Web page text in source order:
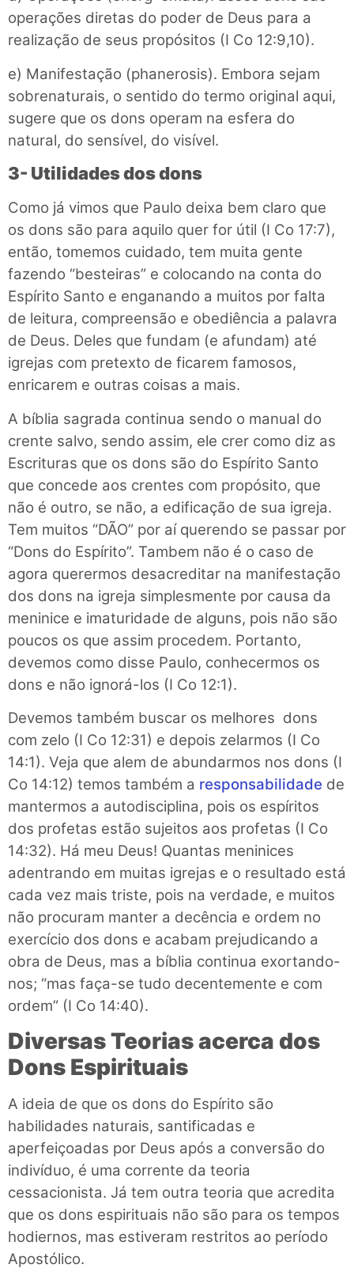
operações diretas do poder de Deus para a
realização de seus propósitos (I Co 12:9,10).
e) Manifestação (phanerosis). Embora sejam
sobrenaturais, o sentido do termo original aqui,
sugere que os dons operam na esfera do
natural, do sensível, do visível.
3- Utilidades dos dons
Como já vimos que Paulo deixa bem claro que
os dons são para aquilo quer for útil (I Co 17:7),
então, tomemos cuidado, tem muita gente
fazendo “besteiras” e colocando na conta do
Espírito Santo e enganando a muitos por falta
de leitura, compreensão e obediência a palavra
de Deus. Deles que fundam (e afundam) até
igrejas com pretexto de ficarem famosos,
enricarem e outras coisas a mais.
A bíblia sagrada continua sendo o manual do
crente salvo, sendo assim, ele crer como diz as
Escrituras que os dons são do Espírito Santo
que concede aos crentes com propósito, que
não é outro, se não, a edificação de sua igreja.
Tem muitos “DÃO” por aí querendo se passar por
“Dons do Espírito”. Tambem não é o caso de
agora querermos desacreditar na manifestação
dos dons na igreja simplesmente por causa da
meninice e imaturidade de alguns, pois não são
poucos os que assim procedem. Portanto,
devemos como disse Paulo, conhecermos os
dons e não ignorá-los (I Co 12:1).
Devemos também buscar os melhores dons
com zelo (I Co 12:31) e depois zelarmos (I Co
14:1). Veja que alem de abundarmos nos dons (I
Co 14:12) temos também a responsabilidade de
mantermos a autodisciplina, pois os espíritos
dos profetas estão sujeitos aos profetas (I Co
14:32). Há meu Deus! Quantas meninices
adentrando em muitas igrejas e o resultado está
cada vez mais triste, pois na verdade, e muitos
não procuram manter a decência e ordem no
exercício dos dons e acabam prejudicando a
obra de Deus, mas a bíblia continua exortando-
nos; “mas faça-se tudo decentemente e com
ordem” (I Co 14:40).
Diversas Teorias acerca dos
Dons Espirituais
A ideia de que os dons do Espírito são
habilidades naturais, santificadas e
aperfeiçoadas por Deus após a conversão do
indivíduo, é uma corrente da teoria
cessacionista. Já tem outra teoria que acredita
que os dons espirituais não são para os tempos
hodiernos, mas estiveram restritos ao período
Apostólico.